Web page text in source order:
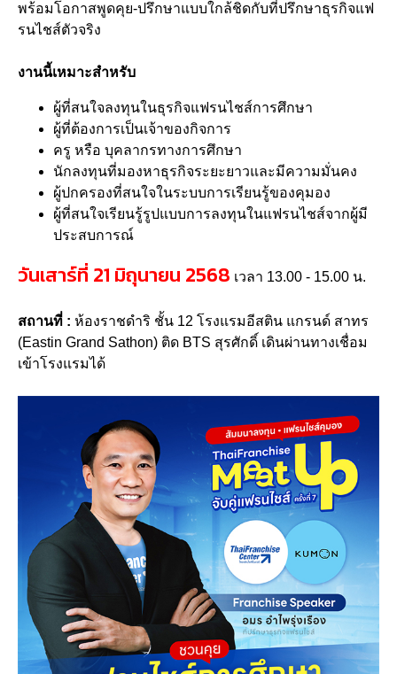
พร้อมโอกาสพูดคุย-ปรึกษาแบบใกล้ชิดกับที่ปรึกษาธุรกิจแฟ
รนไชส์ตัวจริง
งานนี้เหมาะสำหรับ
ผู้ที่สนใจลงทุนในธุรกิจแฟรนไชส์การศึกษา
ผู้ที่ต้องการเป็นเจ้าของกิจการ
ครู หรือ บุคลากรทางการศึกษา
นักลงทุนที่มองหาธุรกิจระยะยาวและมีความมั่นคง
ผู้ปกครองที่สนใจในระบบการเรียนรู้ของคุมอง
ผู้ที่สนใจเรียนรู้รูปแบบการลงทุนในแฟรนไชส์จากผู้มี
ประสบการณ์
วันเสาร์ที่ 21 มิถุนายน 2568 เวลา 13.00 - 15.00 น.
สถานที่ : ห้องราชดำริ ชั้น 12 โรงแรมอีสติน แกรนด์ สาทร
(Eastin Grand Sathon) ติด BTS สุรศักดิ์ เดินผ่านทางเชื่อม
เข้าโรงแรมได้